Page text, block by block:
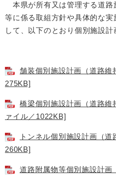
本県が所有又は管理する道路
等に係る取組方針や具体的な
して、以下のとおり個別施設計
舗装個別施設計画（道路維
275KB]
橋梁個別施設計画（道路維
ァイル／1022KB]
トンネル個別施設計画（
260KB]
道路附属物等個別施設計画